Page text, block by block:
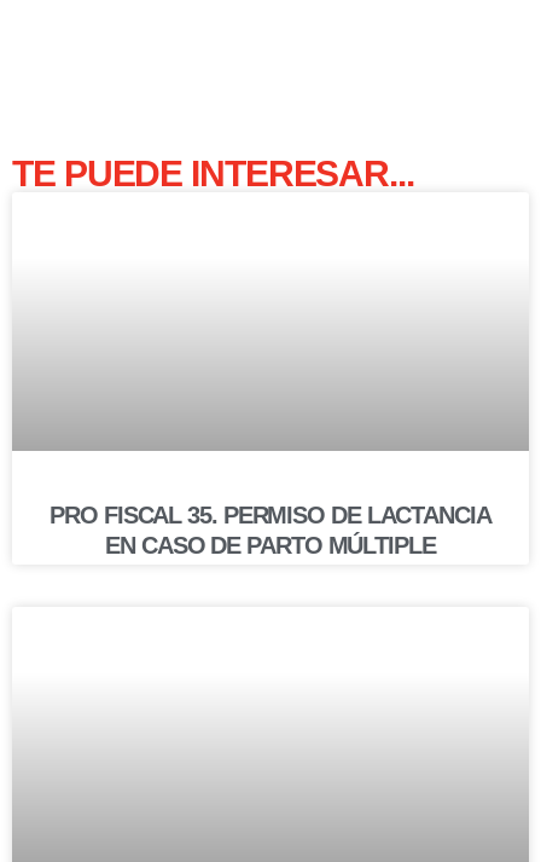
TE PUEDE INTERESAR...
PRO FISCAL 35. PERMISO DE LACTANCIA
EN CASO DE PARTO MÚLTIPLE